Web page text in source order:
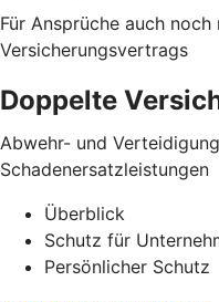
Für Ansprüche auch noch
Versicherungsvertrags
Doppelte
Abwehr- und
Schadenersatzleistungen
Überblick
Schutz für
Persönlicher Schutz